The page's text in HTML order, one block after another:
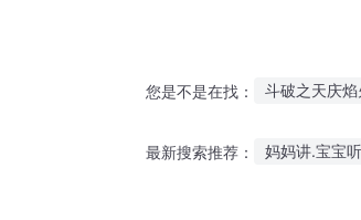
您是不是在找： 斗破之天庆焰
最新搜索推荐： 妈妈讲.宝宝